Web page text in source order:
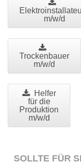
m/w/d
Trockenbauer
m/w/d
Helfer
für die
Produktion
m/w/d
SOLLTE FÜR